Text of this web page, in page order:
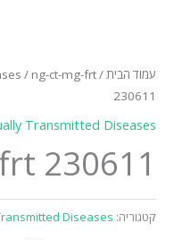
עמוד הבית/
/ ng-ct-mg-frt
230611
Transmitted Diseases
230611
קטגוריה: Diseases